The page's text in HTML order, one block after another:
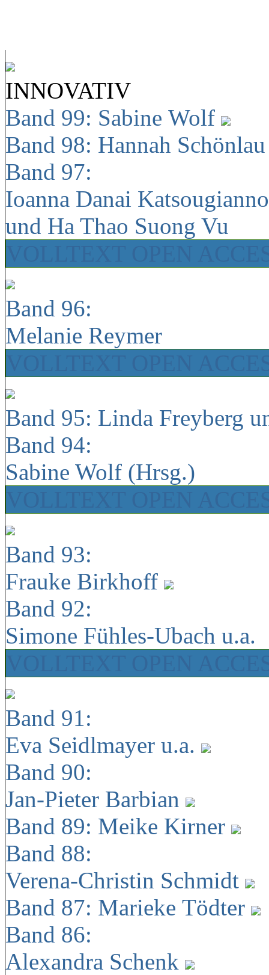
INNOVATIV
Band 99: Sabine Wolf
Band 98: Hannah
Band 97:
Ioanna Danai
und Ha Thao Suong Vu
Band 96:
Melanie Reymer
Band 95: Linda Freyberg
Band 94:
Sabine Wolf (Hrsg.)
Band 93:
Frauke Birkhoff
Band 92:
Simone Fühles-Ubach u.a.
Band 91:
Eva Seidlmayer u.a.
Band 90:
Jan-Pieter Barbian
Band 89: Meike Kirner
Band 88:
Verena-Christin Schmidt
Band 87: Marieke Tödter
Band 86:
Alexandra Schenk